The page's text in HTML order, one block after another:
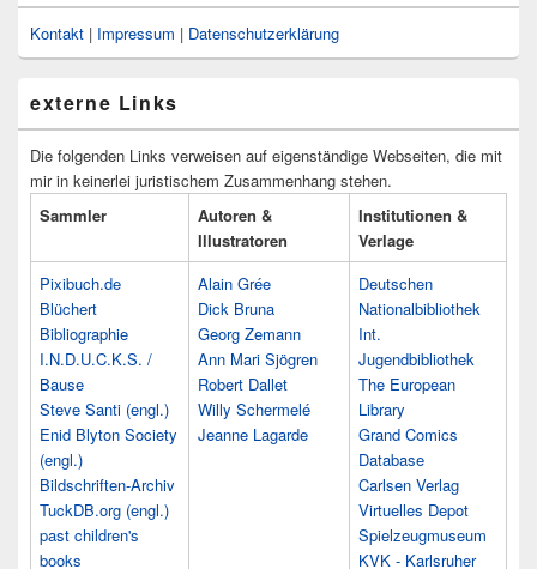
Kontakt | Impressum | Datenschutzerklärung
externe Links
Die folgenden Links verweisen auf eigenständige Webseiten, die mit
mir in keinerlei juristischem Zusammenhang stehen.
Sammler
Autoren &
Illustratoren
Institutionen &
Verlage
Pixibuch.de
Blüchert
Bibliographie
I.N.D.U.C.K.S. /
Bause
Steve Santi (engl.)
Enid Blyton Society
(engl.)
Bildschriften-Archiv
TuckDB.org (engl.)
past children's
books
Alain Grée
Dick Bruna
Georg Zemann
Ann Mari Sjögren
Robert Dallet
Willy Schermelé
Jeanne Lagarde
Deutschen
Nationalbibliothek
Int.
Jugendbibliothek
The European
Library
Grand Comics
Database
Carlsen Verlag
Virtuelles Depot
Spielzeugmuseum
KVK - Karlsruher